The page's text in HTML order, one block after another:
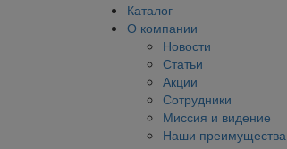
Каталог
О компании
Новости
Статьи
Акции
Сотрудники
Миссия и видение
Наши преимущества